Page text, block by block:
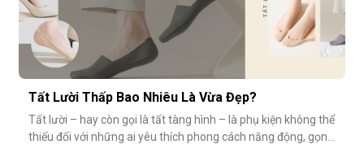
Tất Lười Thấp Bao Nhiêu Là Vừa Đẹp?
Tất lười – hay còn gọi là tất tàng hình – là phụ kiện không thể
thiếu đối với những ai yêu thích phong cách năng động, gọn